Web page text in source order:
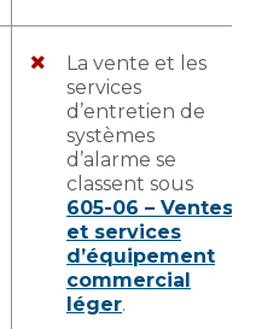
La vente et les
services
d’entretien de
systèmes
d’alarme se
classent sous
605-06 – Ventes
et services
d’équipement
commercial
léger.